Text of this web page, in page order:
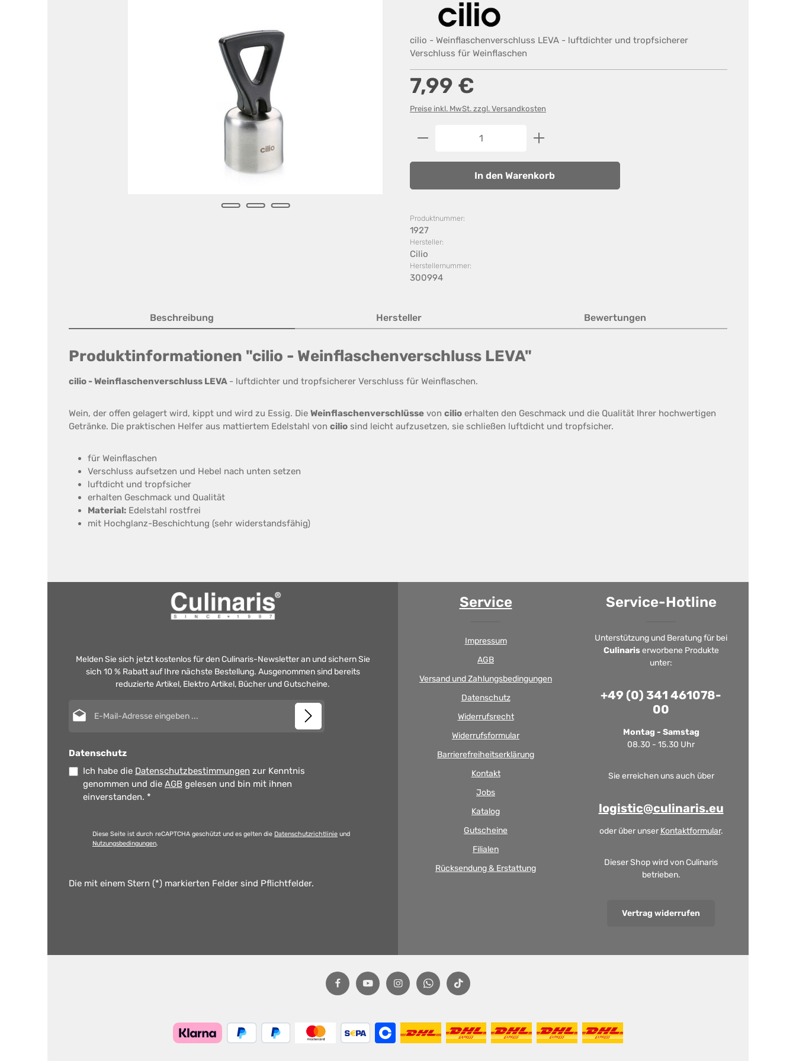
cilio - Weinflaschenverschluss LEVA - luftdichter und tropfsicherer
Verschluss für Weinflaschen
Regulärer Preis:
7,99 €
Preise inkl. MwSt. zzgl. Versandkosten
Produkt Anzahl: Gib den gewünschten Wert ein oder
In den Warenkorb
Produktnummer:
1927
Hersteller:
Cilio
Herstellernummer:
300994
Beschreibung Hersteller Bewertungen
Produktinformationen "cilio - Weinflaschenverschluss LEVA"
cilio - Weinflaschenverschluss LEVA - luftdichter und tropfsicherer Verschluss für Weinflaschen.
Wein, der offen gelagert wird, kippt und wird zu Essig. Die Weinflaschenverschlüsse von cilio erhalten den Geschmack und die Qualität Ihrer hochwertigen
Getränke. Die praktischen Helfer aus mattiertem Edelstahl von cilio sind leicht aufzusetzen, sie schließen luftdicht und tropfsicher.
für Weinflaschen
Verschluss aufsetzen und Hebel nach unten setzen
luftdicht und tropfsicher
erhalten Geschmack und Qualität
Material: Edelstahl rostfrei
mit Hochglanz-Beschichtung (sehr widerstandsfähig)
Melden Sie sich jetzt kostenlos für den Culinaris-Newsletter an und sichern Sie
sich 10 % Rabatt auf Ihre nächste Bestellung. Ausgenommen sind bereits
reduzierte Artikel, Elektro Artikel, Bücher und Gutscheine.
Datenschutz
Ich habe die Datenschutzbestimmungen zur Kenntnis
genommen und die AGB gelesen und bin mit ihnen
einverstanden. *
Diese Seite ist durch reCAPTCHA geschützt und es gelten die Datenschutzrichtlinie und
Nutzungsbedingungen.
Die mit einem Stern (*) markierten Felder sind Pflichtfelder.
Service
Impressum
AGB
Versand und Zahlungsbedingungen
Datenschutz
Widerrufsrecht
Widerrufsformular
Barrierefreiheitserklärung
Kontakt
Jobs
Katalog
Gutscheine
Filialen
Rücksendung & Erstattung
Service-Hotline
Unterstützung und Beratung für bei
Culinariserworbene Produkte
unter:
+49 (0) 341 461078-
00
Montag - Samstag
08.30 - 15.30 Uhr
Sie erreichen uns auch über
logistic@culinaris.eu
oder über unser Kontaktformular.
Dieser Shop wird von Culinaris
betrieben.
Vertrag widerrufen